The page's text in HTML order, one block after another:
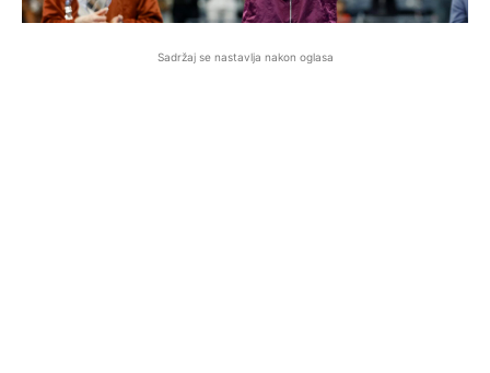
Sadržaj se nastavlja nakon oglasa